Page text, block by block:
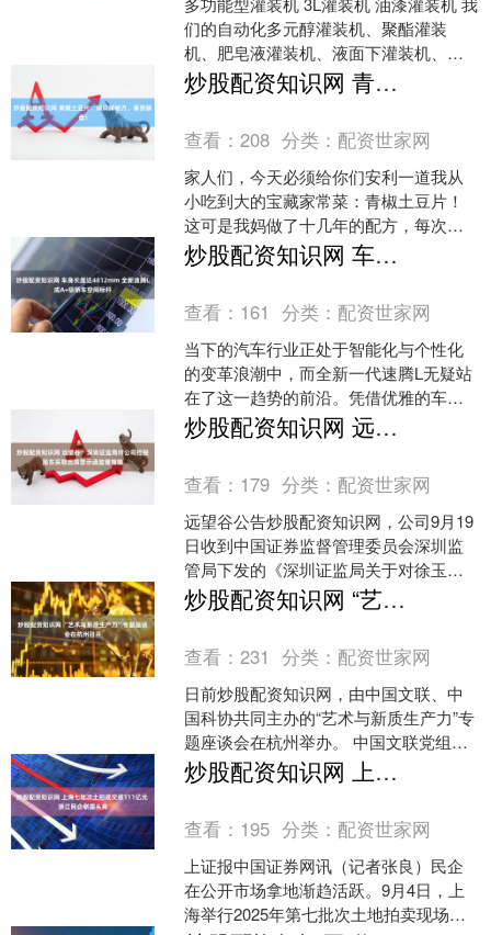
们的自动化多元醇灌装机、聚酯灌装
机、肥皂液灌装机、液面下灌装机、四
桶摇臂式灌装机等，具有性能稳定、操
作简便等优点。我们....
炒股配资知识网 青椒土豆片：妈妈牌秘方，香到舔盘！
查看：208 分类： 配资世家网
家人们，今天必须给你们安利一道我从
小吃到大的宝藏家常菜：青椒土豆片！
这可是我妈做了十几年的配方，每次做
出来，那香味直接飘满整个屋子，我每
次一出锅就炫个不停，配着....
炒股配资知识网 车身长度达4812mm 全新速腾L成A+级轿车空间标杆
查看： 161 分类： 配资世家网
当下的汽车行业正处于智能化与个性化
的变革浪潮中，而全新一代速腾L无疑站
在了这一趋势的前沿。凭借优雅的车身
线条、前卫的灯光设计以及超大空间和
智能科技配置，它迅速赢....
炒股配资知识网 远望谷：深圳证监局对公司控股股东采取出具警示函监管措施
查看： 179 分类： 配资世家网
远望谷公告炒股配资知识网，公司9月19
日收到中国证券监督管理委员会深圳监
管局下发的《深圳证监局关于对徐玉锁
采取警示函措施的决定》，经查，2025
年8月6日，控股....
炒股配资知识网 “艺术与新质生产力”专题座谈会在杭州召开
查看：231 分类： 配资世家网
日前炒股配资知识网，由中国文联、中
国科协共同主办的“艺术与新质生产力”专
题座谈会在杭州举办。 中国文联党组书
记、副主席张政，中国科协党组成员、
书记处书记王进展出....
炒股配资知识网 上海七批次土拍成交逾111亿元 浙江民企崭露头角
查看： 195 分类： 配资世家网
上证报中国证券网讯（记者张良）民企
在公开市场拿地渐趋活跃。9月4日，上
海举行2025年第七批次土地拍卖现场交